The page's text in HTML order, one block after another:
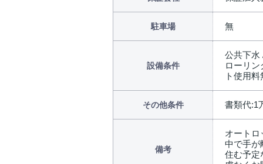
駐車場 無
設備条件
公共下水
ローリ
ト使用
その他条件 書類代:1
備考
オートロ
中で手が
住む予定